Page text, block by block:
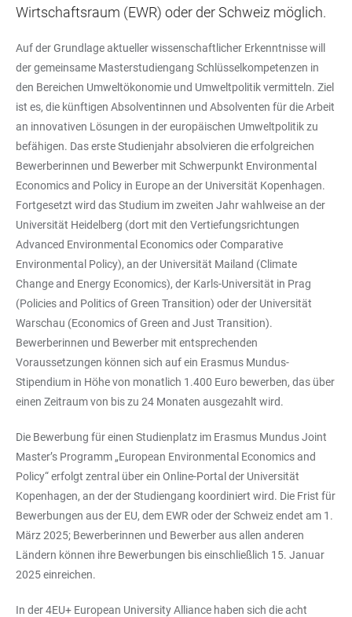
Wirtschaftsraum (EWR) oder der Schweiz möglich.
Auf der Grundlage aktueller wissenschaftlicher Erkenntnisse will
der gemeinsame Masterstudiengang Schlüsselkompetenzen in
den Bereichen Umweltökonomie und Umweltpolitik vermitteln. Ziel
ist es, die künftigen Absolventinnen und Absolventen für die Arbeit
an innovativen Lösungen in der europäischen Umweltpolitik zu
befähigen. Das erste Studienjahr absolvieren die erfolgreichen
Bewerberinnen und Bewerber mit Schwerpunkt Environmental
Economics and Policy in Europe an der Universität Kopenhagen.
Fortgesetzt wird das Studium im zweiten Jahr wahlweise an der
Universität Heidelberg (dort mit den Vertiefungsrichtungen
Advanced Environmental Economics oder Comparative
Environmental Policy), an der Universität Mailand (Climate
Change and Energy Economics), der Karls-Universität in Prag
(Policies and Politics of Green Transition) oder der Universität
Warschau (Economics of Green and Just Transition).
Bewerberinnen und Bewerber mit entsprechenden
Voraussetzungen können sich auf ein Erasmus Mundus-
Stipendium in Höhe von monatlich 1.400 Euro bewerben, das über
einen Zeitraum von bis zu 24 Monaten ausgezahlt wird.
Die Bewerbung für einen Studienplatz im Erasmus Mundus Joint
Master’s Programm „European Environmental Economics and
Policy“ erfolgt zentral über ein Online-Portal der Universität
Kopenhagen, an der der Studiengang koordiniert wird. Die Frist für
Bewerbungen aus der EU, dem EWR oder der Schweiz endet am 1.
März 2025; Bewerberinnen und Bewerber aus allen anderen
Ländern können ihre Bewerbungen bis einschließlich 15. Januar
2025 einreichen.
In der 4EU+ European University Alliance haben sich die acht